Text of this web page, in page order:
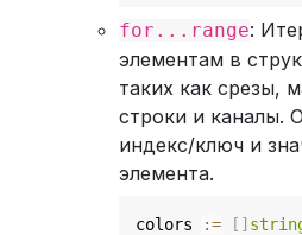
for...range:
элементам в
таких как срезы,
строки и каналы.
индекс/ключ и
элемента.
colors := [ ]